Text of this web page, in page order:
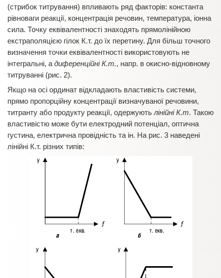
(стрибок титрування) впливають ряд факторів: константа
рівноваги реакції, концентрація речовин, температура, іонна
сила. Точку еквівалентності знаходять прямолінійною
екстраполяцією гілок К.т. до їх перетину. Для більш точного
визначення точки еквівалентності використовують не
інтегральні, а диференційні К.т., напр. в окисно-відновному
титруванні (рис. 2).
Якщо на осі ординат відкладають властивість системи,
прямо пропорційну концентрації визначуваної речовини,
титранту або продукту реакції, одержують лінійні К.т. Такою
властивістю може бути електродний потенціал, оптична
густина, електрична провідність та ін. На рис. 3 наведені
лінійні К.т. різних типів: